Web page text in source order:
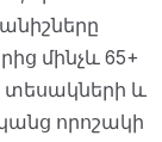
մինչև 65+
տեսակների և
որոշակի